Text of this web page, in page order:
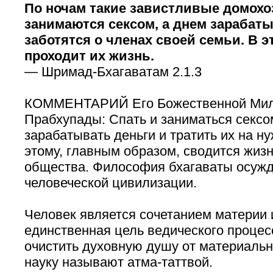
По ночам такие завистливые
занимаются сексом, а днем
заботятся о членах своей семьи. В
проходит их жизнь.
— Шримад-Бхагаватам 2.1.3
КОММЕНТАРИЙ Его Божественной
Прабхупады: Спать и заниматься
зарабатывать деньги и тратить их на
этому, главным образом, сводится
общества. Философия бхагаваты
человеческой цивилизации.
Человек является сочетанием материи
единственная цель ведического
очистить духовную душу от
науку называют атма-таттвой.